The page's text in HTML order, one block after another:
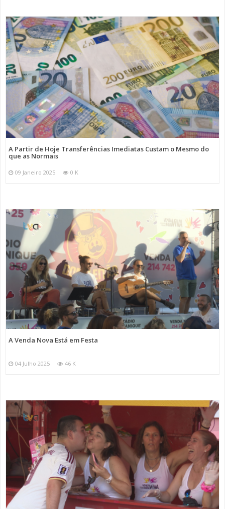
A Partir de Hoje Transferências Imediatas Custam o Mesmo do
que as Normais
09 Janeiro 2025 0 K
A Venda Nova Está em Festa
04 Julho 2025 46 K